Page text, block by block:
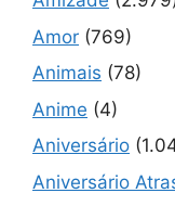
Amor (769)
Animais (78)
Anime (4)
Aniversário
Aniversário